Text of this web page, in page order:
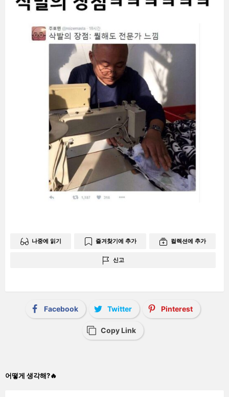
나중에 읽기 즐겨찾기에 추가 컬렉션에 추가
신고
Facebook Twitter Pinterest
Copy Link
어떻게 생각해?🔥